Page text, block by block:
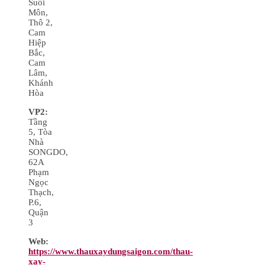
Suối
Môn,
Thô 2,
Cam
Hiệp
Bắc,
Cam
Lâm,
Khánh
Hòa
VP2:
Tầng
5, Tòa
Nhà
SONGDO,
62A
Phạm
Ngọc
Thạch,
P.6,
Quận
3
Web:
https://www.thauxaydungsaigon.com/thau-
xay-